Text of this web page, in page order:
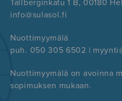
Tallberginkatu 1 B, 00180
info@sulasol.fi
Nuottimyymälä
puh. 050 305 6502 |
Nuottimyymälä on avoinna
sopimuksen mukaan.